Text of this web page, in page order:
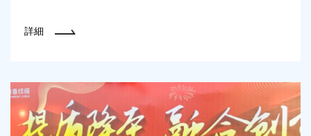
詳細